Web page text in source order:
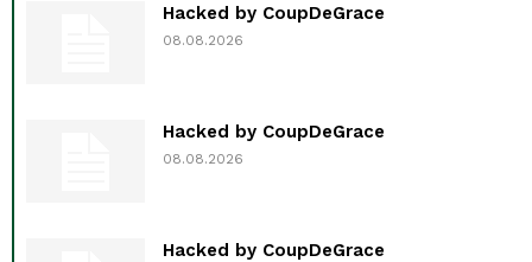
Hacked by CoupDeGrace
08.08.2026
Hacked by CoupDeGrace
08.08.2026
Hacked by CoupDeGrace